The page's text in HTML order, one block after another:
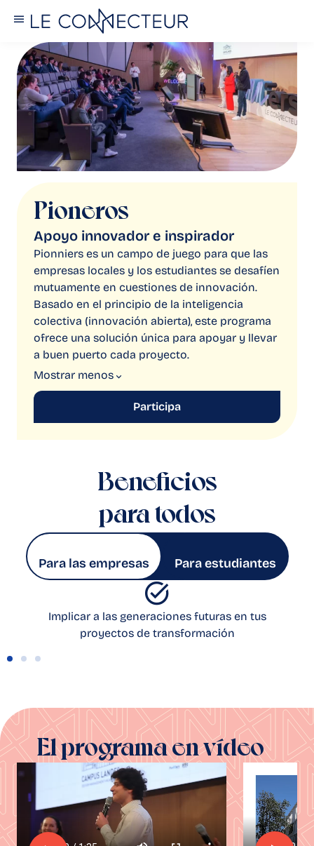
Pioneros
Apoyo innovador e inspirador
Pionniers es un campo de juego para que las
empresas locales y los estudiantes se desafíen
mutuamente en cuestiones de innovación.
Basado en el principio de la inteligencia
colectiva (innovación abierta), este programa
ofrece una solución única para apoyar y llevar
a buen puerto cada proyecto.
Mostrar menos
Participa
Beneficios
para todos
Para las empresas Para estudiantes
Implicar a las generaciones futuras en tus
proyectos de transformación
El programa en vídeo